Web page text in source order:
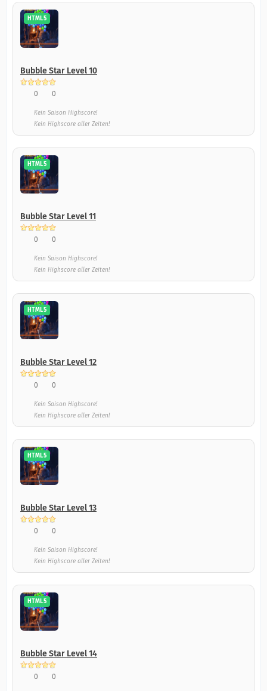
HTML5
Bubble Star Level 10
0 0
Kein Saison Highscore!
Kein Highscore aller Zeiten!
HTML5
Bubble Star Level 11
0 0
Kein Saison Highscore!
Kein Highscore aller Zeiten!
HTML5
Bubble Star Level 12
0 0
Kein Saison Highscore!
Kein Highscore aller Zeiten!
HTML5
Bubble Star Level 13
0 0
Kein Saison Highscore!
Kein Highscore aller Zeiten!
HTML5
Bubble Star Level 14
0 0